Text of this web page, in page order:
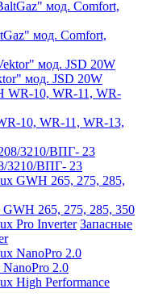
мод. Comfort,
мод. JSD 20W
10, WR-11, WR-13,
3210/ВПГ- 23
265, 275, 285, 350
Запасные
2.0